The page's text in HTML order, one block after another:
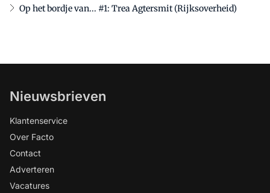
Op het bordje van... #1: Trea Agtersmit (Rijksoverheid)
Nieuwsbrieven
Klantenservice
Over Facto
Contact
Adverteren
Vacatures